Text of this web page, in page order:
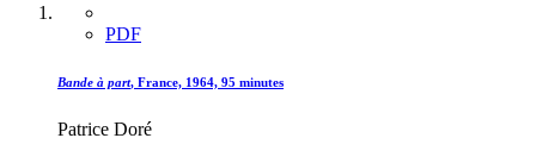
PDF
Bande à part, France, 1964, 95 minutes
Patrice Doré